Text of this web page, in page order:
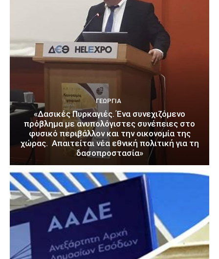
ΓΕΩΡΓΊΑ
«Δασικές Πυρκαγιές. Ένα συνεχιζόμενο
πρόβλημα με ανυπολόγιστες συνέπειες στο
φυσικό περιβάλλον και την οικονομία της
χώρας. Απαιτείται νέα εθνική πολιτική για τη
δασοπροστασία»